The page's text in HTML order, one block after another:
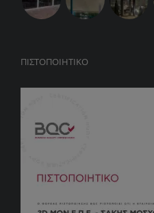
ΠΙΣΤΟΠΟΙΗΤΙΚΌ